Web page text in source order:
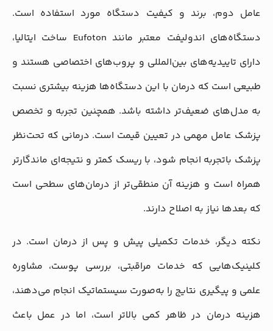
عامل دوم، برند و کیفیت دستگاه مورد استفاده است.
دستگاه‌های اندولیفت معتبر مانند Eufoton ساخت ایتالیا،
دارای تاییدیه‌های بین‌المللی و پروب‌های اختصاصی هستند و
طبیعی است که درمان با این دستگاه‌ها هزینه بیشتری نسبت
به مدل‌های ضعیف‌تر داشته باشد. همچنین تجربه و تخصص
پزشک عامل مهمی در تعیین قیمت است. درمانی که تحت‌نظر
پزشک باتجربه انجام شود، با ریسک کمتر و نتیجه‌ای ماندگارتر
همراه است و هزینه آن منطقی‌تر از درمان‌های سطحی است
که بعدها نیاز به اصلاح دارند.
نکته دیگر، خدمات تکمیلی پیش و پس از درمان است. در
کلینیک‌هایی که خدمات مراقبتی، بررسی پوست، مشاوره
علمی و پیگیری نتایج را به‌صورت سیستماتیک انجام می‌دهند،
هزینه درمان در ظاهر کمی بالاتر است، اما در عمل باعث